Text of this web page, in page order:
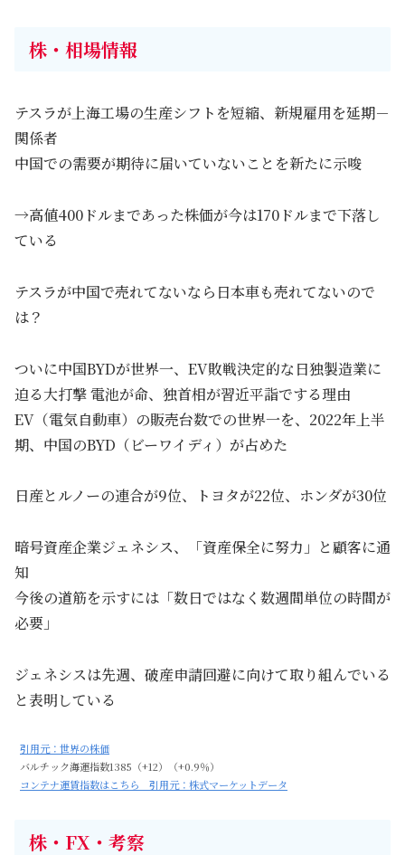
株・相場情報
テスラが上海工場の生産シフトを短縮、新規雇用を延期－
関係者
中国での需要が期待に届いていないことを新たに示唆
→高値400ドルまであった株価が今は170ドルまで下落し
ている
テスラが中国で売れてないなら日本車も売れてないので
は？
ついに中国BYDが世界一、EV敗戦決定的な日独製造業に
迫る大打撃 電池が命、独首相が習近平詣でする理由
EV（電気自動車）の販売台数での世界一を、2022年上半
期、中国のBYD（ビーワイディ）が占めた
日産とルノーの連合が9位、トヨタが22位、ホンダが30位
暗号資産企業ジェネシス、「資産保全に努力」と顧客に通
知
今後の道筋を示すには「数日ではなく数週間単位の時間が
必要」
ジェネシスは先週、破産申請回避に向けて取り組んでいる
と表明している
引用元：世界の株価
バルチック海運指数1385（+12）（+0.9％）
コンテナ運賃指数はこちら 引用元：株式マーケットデータ
株・FX・考察